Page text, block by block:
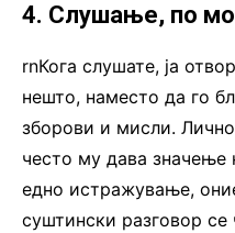
4. Слушање, по
rnКога слушате, ја
нешто, наместо да го
зборови и мисли.
често му дава значење
едно истражување,
суштински разговор се